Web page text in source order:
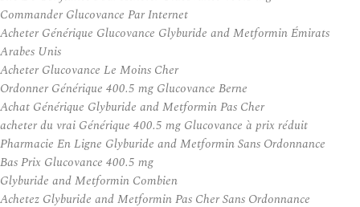
Commander Glucovance Par Internet
Acheter Générique Glucovance Glyburide and Metformin Émirats
Arabes Unis
Acheter Glucovance Le Moins Cher
Ordonner Générique 400.5 mg Glucovance Berne
Achat Générique Glyburide and Metformin Pas Cher
acheter du vrai Générique 400.5 mg Glucovance à prix réduit
Pharmacie En Ligne Glyburide and Metformin Sans Ordonnance
Bas Prix Glucovance 400.5 mg
Glyburide and Metformin Combien
Achetez Glyburide and Metformin Pas Cher Sans Ordonnance